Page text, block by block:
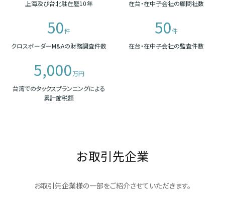
上海及び台北駐在歴10年 在台・在中子会社の顧問社数
50件
クロスボーダーM&Aの財務調査件数
50件
在台・在中子会社の監査件数
5,000万円
台湾でのタックスプランニングによる
累計節税額
お取引先企業
お取引先企業様の一部をご紹介させていただきます。